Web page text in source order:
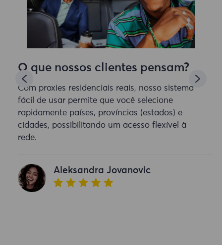
O que nossos clientes pensam?
Com proxies residenciais reais, nosso sistema
fácil de usar permite que você selecione
rapidamente países, províncias (estados) e
cidades, possibilitando um acesso flexível à
rede.
Aleksandra Jovanovic